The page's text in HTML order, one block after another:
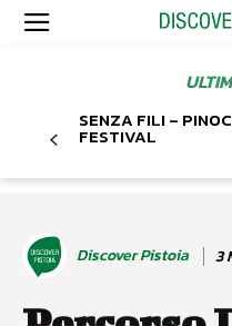
SENZA FILI –
FESTIVAL
Discover Pistoia 3